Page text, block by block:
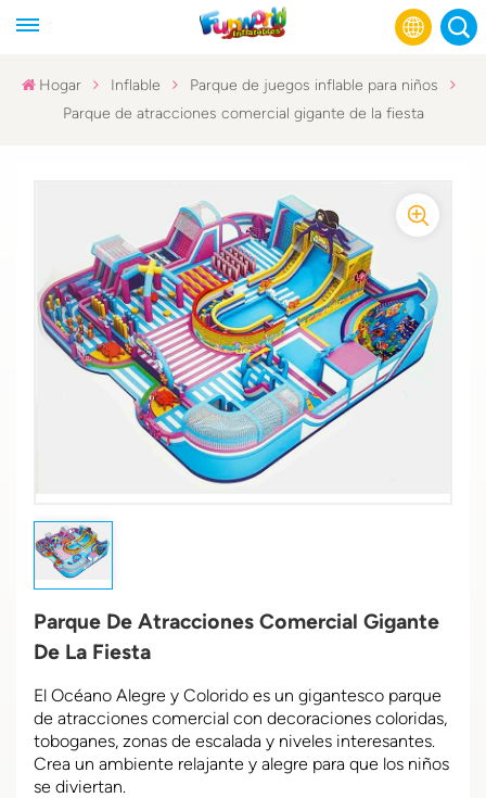
Русский
Español
عربي
Hogar Inflable
Parque de juegos inflable para niños
Parque de atracciones comercial gigante de la fiesta
Parque De Atracciones Comercial Gigante
De La Fiesta
El Océano Alegre y Colorido es un gigantesco parque
de atracciones comercial con decoraciones coloridas,
toboganes, zonas de escalada y niveles interesantes.
Crea un ambiente relajante y alegre para que los niños
se diviertan.